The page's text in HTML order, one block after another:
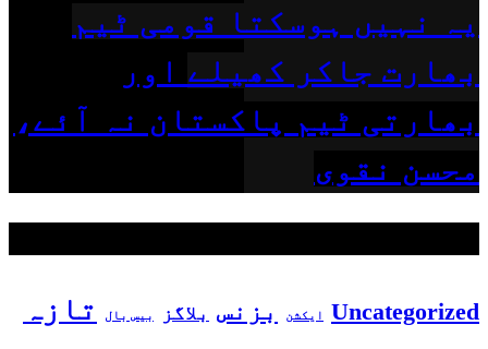
یہ نہیں ہوسکتا قومی ٹیم
بھارت جاکر کھیلے اور
بھارتی ٹیم پاکستان نہ آئے،
محسن نقوی
Uncategorized ایکشن بزنس بلاگز بیس بال
تازہ